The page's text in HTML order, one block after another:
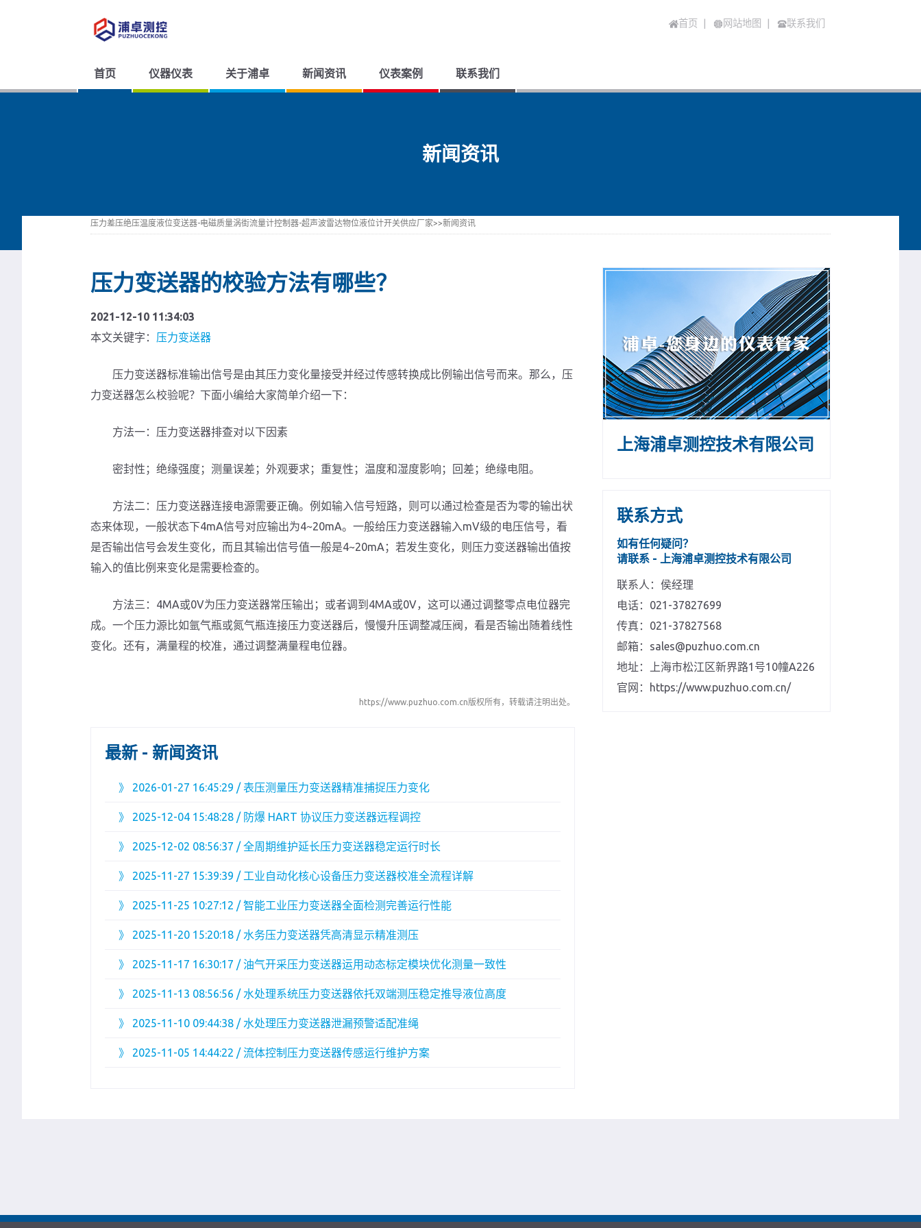
首页 网站地图 联系我们
首页 仪器仪表 关于浦卓 新闻资讯 仪表案例 联系我们
新闻资讯
压力差压绝压温度液位变送器-电磁质量涡街流量计控制器-超声波雷达物位液位计开关供应厂家>>新闻资讯
压力变送器的校验方法有哪些？
2021-12-10 11:34:03
本文关键字： 压力变送器
压力变送器标准输出信号是由其压力变化量接受并经过传感转换成比例输出信号而来。那么，压
力变送器怎么校验呢？下面小编给大家简单介绍一下：
方法一：压力变送器排查对以下因素
密封性；绝缘强度；测量误差；外观要求；重复性；温度和湿度影响；回差；绝缘电阻。
方法二：压力变送器连接电源需要正确。例如输入信号短路，则可以通过检查是否为零的输出状
态来体现，一般状态下4mA信号对应输出为4~20mA。一般给压力变送器输入mV级的电压信号，看
是否输出信号会发生变化，而且其输出信号值一般是4~20mA；若发生变化，则压力变送器输出值按
输入的值比例来变化是需要检查的。
方法三：4MA或0V为压力变送器常压输出；或者调到4MA或0V，这可以通过调整零点电位器完
成。一个压力源比如氩气瓶或氮气瓶连接压力变送器后，慢慢升压调整减压阀，看是否输出随着线性
变化。还有，满量程的校准，通过调整满量程电位器。
https://www.puzhuo.com.cn版权所有，转载请注明出处。
最新 - 新闻资讯
》 2026-01-27 16:45:29 / 表压测量压力变送器精准捕捉压力变化
》 2025-12-04 15:48:28 / 防爆 HART 协议压力变送器远程调控
》 2025-12-02 08:56:37 / 全周期维护延长压力变送器稳定运行时长
》 2025-11-27 15:39:39 / 工业自动化核心设备压力变送器校准全流程详解
》 2025-11-25 10:27:12 / 智能工业压力变送器全面检测完善运行性能
》 2025-11-20 15:20:18 / 水务压力变送器凭高清显示精准测压
》 2025-11-17 16:30:17 / 油气开采压力变送器运用动态标定模块优化测量一致性
》 2025-11-13 08:56:56 / 水处理系统压力变送器依托双端测压稳定推导液位高度
》 2025-11-10 09:44:38 / 水处理压力变送器泄漏预警适配准绳
》 2025-11-05 14:44:22 / 流体控制压力变送器传感运行维护方案
上海浦卓测控技术有限公司
联系方式
如有任何疑问？
请联系 - 上海浦卓测控技术有限公司
联系人：侯经理
电话：021-37827699
传真：021-37827568
邮箱：sales@puzhuo.com.cn
地址：上海市松江区新界路1号10幢A226
官网：https://www.puzhuo.com.cn/